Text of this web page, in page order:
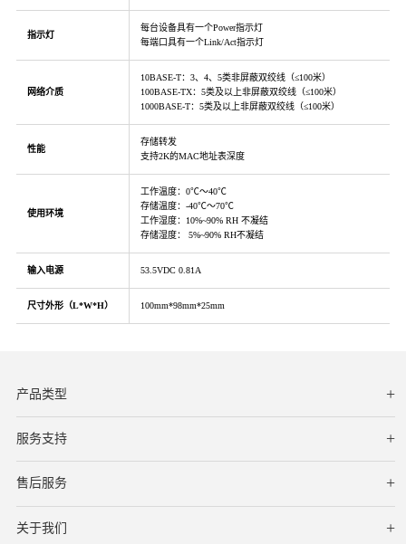
指示灯
每台设备具有一个Power指示灯
每端口具有一个Link/Act指示灯
网络介质
10BASE-T：3、4、5类非屏蔽双绞线（≤100米）
100BASE-TX：5类及以上非屏蔽双绞线（≤100米）
1000BASE-T：5类及以上非屏蔽双绞线（≤100米）
性能
存储转发
支持2K的MAC地址表深度
使用环境
工作温度：0℃～40℃
存储温度：-40℃～70℃
工作湿度：10%~90% RH 不凝结
存储湿度： 5%~90% RH不凝结
输入电源 53.5VDC 0.81A
尺寸外形（L*W*H） 100mm*98mm*25mm
产品类型
服务支持
下载中心
文档与指南
视频教程
售后服务
服务网点
保修条款
关于我们